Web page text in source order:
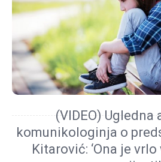
(VIDEO) Ugledna
komunikologinja o
Kitarović: ‘Ona je